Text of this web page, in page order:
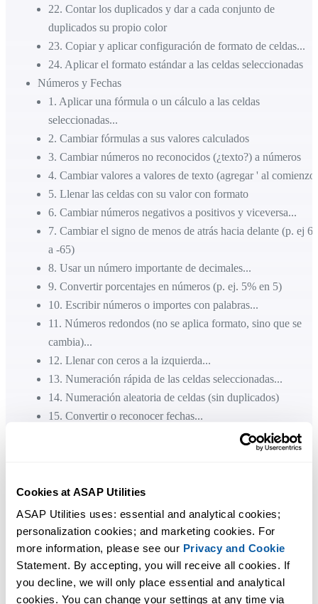
Cookies at ASAP Utilities
ASAP Utilities uses: essential and analytical cookies;
personalization cookies; and marketing cookies. For
more information, please see our Privacy and Cookie
Statement. By accepting, you will receive all cookies. If
you decline, we will only place essential and analytical
cookies. You can change your settings at any time via
22. Contar los duplicados y dar a cada conjunto de
duplicados su propio color
23. Copiar y aplicar configuración de formato de celdas...
24. Aplicar el formato estándar a las celdas seleccionadas
Números y Fechas
1 . Aplicar una fórmula o un cálculo a las celdas
seleccionadas...
2. Cambiar fórmulas a sus valores calculados
3. Cambiar números no reconocidos (¿texto?) a números
4. Cambiar valores a valores de texto (agregar ' al comienzo)
5. Llenar las celdas con su valor con formato
6. Cambiar números negativos a positivos y viceversa...
7. Cambiar el signo de menos de atrás hacia delante (p. ej
a -65)
8. Usar un número importante de decimales...
9. Convertir porcentajes en números (p. ej. 5% en 5)
10. Escribir números o importes con palabras...
11 . Números redondos (no se aplica formato, sino que se
cambia)...
12. Llenar con ceros a la izquierda...
13. Numeración rápida de las celdas seleccionadas...
14. Numeración aleatoria de celdas (sin duplicados)
15. Convertir o reconocer fechas...
Cambiar fechas julianas a fechas normales
1. Insertar antes y/u después de cada celda de su selección...
2 .Cambiar a MAYÚSculas
3.Cambiar a minúsculas
4.Comenzar la primera palabra con Mayúsculas
5.Poner el primer carácter en Mayúsculas, el resto en
minúsculas
6. Comenzar Cada Palabra Con Mayúsculas